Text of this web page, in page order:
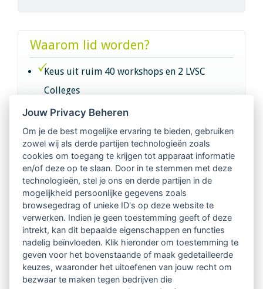
Waarom lid worden?
Keus uit ruim 40 workshops en 2 LVSC
Colleges
Intervisie met geregistreerde vakgenoten
Netwerk van 2100 professionals in 14
regio's
Vindbaar voor opdrachtgevers
Tijdschrift voor
Begeleidingskunde & kennisbank
Beroepsregistratie (LVSC keurmerk)
Jouw Privacy Beheren
Om je de best mogelijke ervaring te bieden, gebruiken
zowel wij als derde partijen technologieën zoals
cookies om toegang te krijgen tot apparaat informatie
en/of deze op te slaan. Door in te stemmen met deze
technologieën, stel je ons en derde partijen in de
mogelijkheid persoonlijke gegevens zoals
browsegedrag of unieke ID's op deze website te
verwerken. Indien je geen toestemming geeft of deze
intrekt, kan dit bepaalde eigenschappen en functies
nadelig beïnvloeden. Klik hieronder om toestemming te
geven voor het bovenstaande of maak gedetailleerde
keuzes, waaronder het uitoefenen van jouw recht om
bezwaar te maken tegen bedrijven die